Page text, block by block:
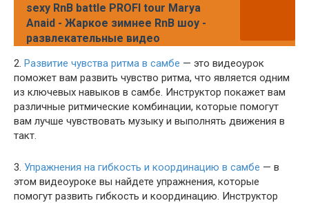
sexy RnB battle PROFI tour Marya
Anaid - Жаркое зимнее RnB шоу -
развлекательные видео
2. Развитие чувства ритма в самбе — это видеоурок
поможет вам развить чувство ритма, что является одним
из ключевых навыков в самбе. Инструктор покажет вам
различные ритмические комбинации, которые помогут
вам лучше чувствовать музыку и выполнять движения в
такт.
3. Упражнения на гибкость и координацию в самбе — в
этом видеоуроке вы найдете упражнения, которые
помогут развить гибкость и координацию. Инструктор